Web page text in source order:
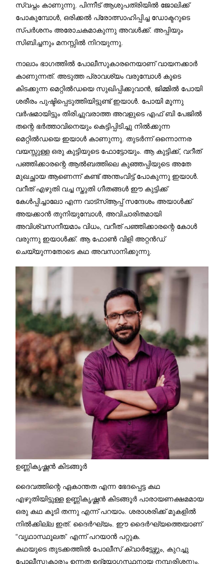
സ്വപ്നം കാണുന്നു. പിന്നീട് ആശുപത്രിയിൽ ജോലിക്ക്
പോകുമ്പോൾ, ഒരിക്കൽ പ്രോത്സാഹിപ്പിച്ച ഡോക്ടറുടെ
സ്പർശനം അരോചകമാകുന്നു അവൾക്ക്. അപ്പിയും
സിബിച്ചനും മനസ്സിൽ നിറയുന്നു.
നാലാം ഭാഗത്തിൽ പോലീസുകാരനെയാണ് വായനക്കാർ
കാണുന്നത്. അടുത്ത പ്രാവശ്യം വരുമ്പോൾ കൂടെ
കിടക്കുന്ന മെറ്റിൽഡയെ സുഖിപ്പിക്കുവാൻ, ജിമ്മിൽ പോയി
ശരീരം പുഷ്ടിപ്പെടുത്തിയിട്ടുണ്ട് ഇയാൾ. പോയി മൂന്നു
വർഷമായിട്ടും തിരിച്ചുവരാത്ത അവളുടെ എഫ് ബി പേജിൽ
തന്റെ ഭർത്താവിനെയും കെട്ടിപ്പിടിച്ചു നിൽക്കുന്ന
മെറ്റിൽഡയെ ഇയാൾ കാണുന്നു. തുടർന്ന് ഒന്നൊന്നര
വയസ്സുള്ള ഒരു കുട്ടിയുടെ ഫോട്ടോയും. ആ കുട്ടിക്ക്, വറീത്
പഞ്ഞിക്കാരന്റെ ആൽബത്തിലെ കുഞ്ഞപ്പിയുടെ അതേ
മുഖച്ഛായ ആണെന്ന് കണ്ട് അന്തംവിട്ട് പോകുന്നു ഇയാൾ.
വറീത് എഴുതി വച്ച സ്തുതി ഗീതങ്ങൾ ഈ കുട്ടിക്ക്
കേൾപ്പിച്ചാലോ എന്ന വാട്സ്ആപ്പ് സന്ദേശം അയാൾക്ക്
അയക്കാൻ തുനിയുമ്പോൾ, അവിചാരിതമായി
അവിശ്വസനീയമാം വിധം, വറീത് പഞ്ഞിക്കാരന്റെ കോൾ
വരുന്നു ഇയാൾക്ക്. ആ ഫോൺ വിളി അറ്റൻഡ്
ചെയ്യുന്നതോടെ കഥ അവസാനിക്കുന്നു.
ഉണ്ണികൃഷ്ണൻ കിടങ്ങൂർ
ദൈവത്തിന്റെ ഏകാന്തത എന്ന ഭേദപ്പെട്ട കഥ
എഴുതിയിട്ടുള്ള ഉണ്ണികൃഷ്ണൻ കിടങ്ങൂർ പാരായണക്ഷമമായ
ഒരു കഥ കൂടി തന്നു എന്ന് പറയാം. ശരാശരിക്ക് മുകളിൽ
നിൽക്കില്ല ഇത്. ദൈർഘ്യം. ഈ ദൈർഘ്യത്തെയാണ്
“വൃഥാസ്ഥൂലത” എന്ന് പറയാൻ പറ്റുക.
കഥയുടെ തുടക്കത്തിൽ പോലീസ് ക്വാർട്ടേഴ്സും, കുറച്ചു
പോലീസുകാരും ഉന്നത ഉദ്യോഗസ്ഥനായ നമ്പൂരിശ്ശനും,